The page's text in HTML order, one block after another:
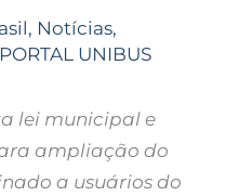
, Notícias,
UNIBUS
lei municipal e
ampliação do
a usuários do